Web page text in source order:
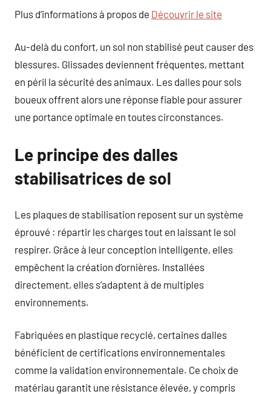
Plus d’informations à propos de Découvrir le site
Au-delà du confort, un sol non stabilisé peut causer des
blessures. Glissades deviennent fréquentes, mettant
en péril la sécurité des animaux. Les dalles pour sols
boueux offrent alors une réponse fiable pour assurer
une portance optimale en toutes circonstances.
Le principe des dalles
stabilisatrices de sol
Les plaques de stabilisation reposent sur un système
éprouvé : répartir les charges tout en laissant le sol
respirer. Grâce à leur conception intelligente, elles
empêchent la création d’ornières. Installées
directement, elles s’adaptent à de multiples
environnements.
Fabriquées en plastique recyclé, certaines dalles
bénéficient de certifications environnementales
comme la validation environnementale. Ce choix de
matériau garantit une résistance élevée, y compris